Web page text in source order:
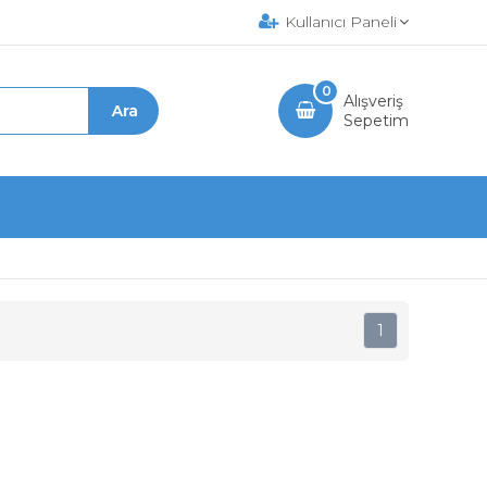
Kullanıcı Paneli
Alışveriş
Sepetim
0
1